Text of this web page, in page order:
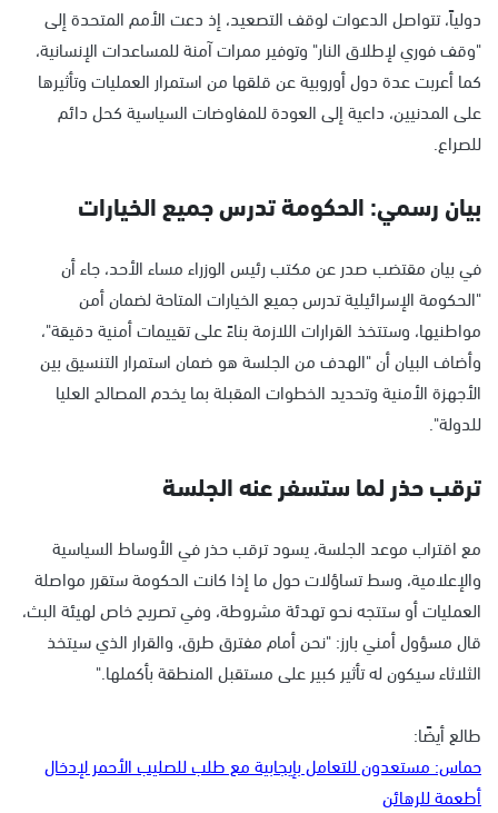
دولياً، تتواصل الدعوات لوقف التصعيد، إذ دعت الأمم المتحدة إلى
"وقف فوري لإطلاق النار" وتوفير ممرات آمنة للمساعدات الإنسانية،
كما أعربت عدة دول أوروبية عن قلقها من استمرار العمليات وتأثيرها
على المدنيين، داعية إلى العودة للمفاوضات السياسية كحل دائم
للصراع.
بيان رسمي: الحكومة تدرس جميع الخيارات
في بيان مقتضب صدر عن مكتب رئيس الوزراء مساء الأحد، جاء أن
"الحكومة الإسرائيلية تدرس جميع الخيارات المتاحة لضمان أمن
مواطنيها، وستتخذ القرارات اللازمة بناءً على تقييمات أمنية دقيقة"،
وأضاف البيان أن "الهدف من الجلسة هو ضمان استمرار التنسيق بين
الأجهزة الأمنية وتحديد الخطوات المقبلة بما يخدم المصالح العليا
للدولة".
ترقب حذر لما ستسفر عنه الجلسة
مع اقتراب موعد الجلسة، يسود ترقب حذر في الأوساط السياسية
والإعلامية، وسط تساؤلات حول ما إذا كانت الحكومة ستقرر مواصلة
العمليات أو ستتجه نحو تهدئة مشروطة، وفي تصريح خاص لهيئة البث،
قال مسؤول أمني بارز: "نحن أمام مفترق طرق، والقرار الذي سيتخذ
الثلاثاء سيكون له تأثير كبير على مستقبل المنطقة بأكملها."
طالع أيضًا:
حماس: مستعدون للتعامل بإيجابية مع طلب للصليب الأحمر لإدخال
أطعمة للرهائن